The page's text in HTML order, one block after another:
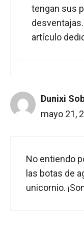
tengan sus
artículo
Dunixi
mayo 21,
No entiendo
las botas de
unicornio.